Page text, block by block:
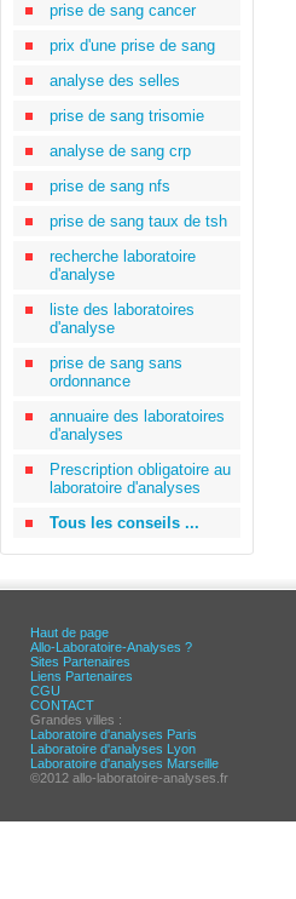
prise de sang cancer
prix d'une prise de sang
analyse des selles
prise de sang trisomie
analyse de sang crp
prise de sang nfs
prise de sang taux de tsh
recherche laboratoire
d'analyse
liste des laboratoires
d'analyse
prise de sang sans
ordonnance
annuaire des laboratoires
d'analyses
Prescription obligatoire au
laboratoire d'analyses
Tous les conseils ...
Haut de page
Allo-Laboratoire-Analyses ?
Sites Partenaires
Liens Partenaires
CGU
CONTACT
Grandes villes :
Laboratoire d'analyses Paris
Laboratoire d'analyses Lyon
Laboratoire d'analyses Marseille
©2012 allo-laboratoire-analyses.fr